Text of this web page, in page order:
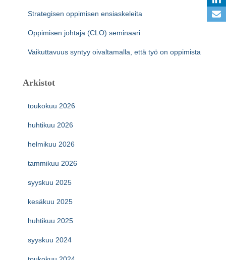
Strategisen oppimisen ensiaskeleita
Oppimisen johtaja (CLO) seminaari
Vaikuttavuus syntyy oivaltamalla, että työ on oppimista
Arkistot
toukokuu 2026
huhtikuu 2026
helmikuu 2026
tammikuu 2026
syyskuu 2025
kesäkuu 2025
huhtikuu 2025
syyskuu 2024